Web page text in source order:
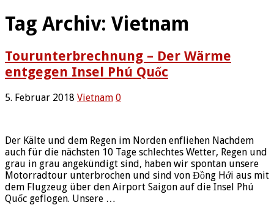
Tag Archiv: Vietnam
Tourunterbrechnung – Der Wärme
entgegen Insel Phú Quốc
5. Februar 2018 Vietnam 0
Der Kälte und dem Regen im Norden enfliehen Nachdem
auch für die nächsten 10 Tage schlechtes Wetter, Regen und
grau in grau angekündigt sind, haben wir spontan unsere
Motorradtour unterbrochen und sind von Đồng Hới aus mit
dem Flugzeug über den Airport Saigon auf die Insel Phú
Quốc geflogen. Unsere …